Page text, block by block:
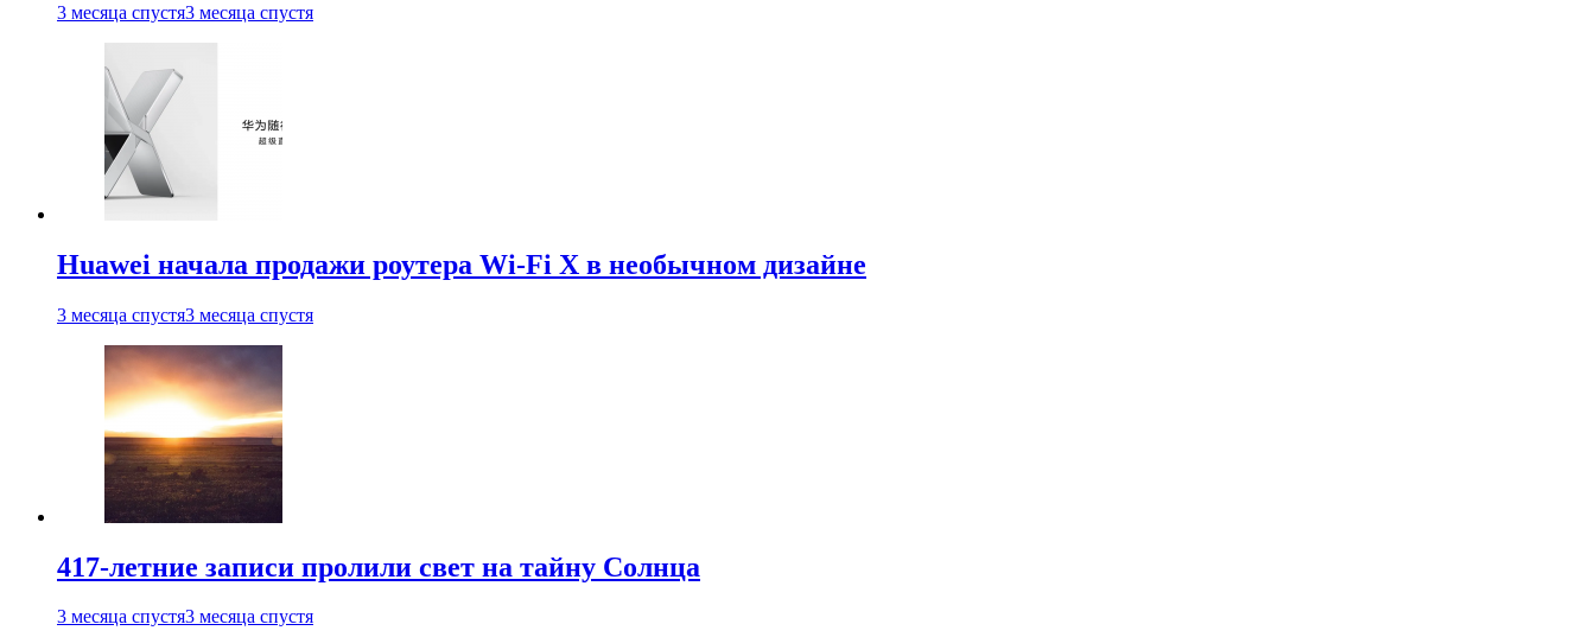
3 месяца спустя3 месяца спустя
Huawei начала продажи роутера Wi-Fi X в необычном дизайне
3 месяца спустя3 месяца спустя
417-летние записи пролили свет на тайну Солнца
3 месяца спустя3 месяца спустя